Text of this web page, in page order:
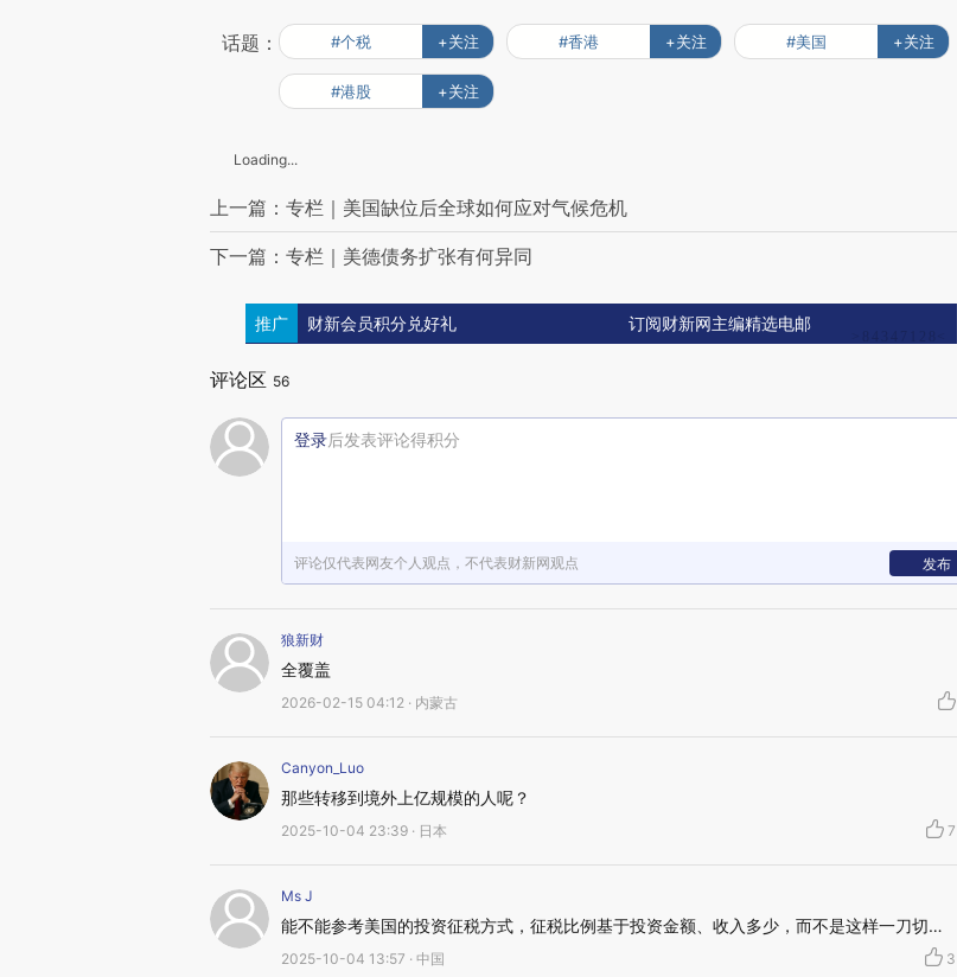
话题： #个税 +关注 #香港 +关注 #美国 +关注
#港股 +关注
Loading...
上一篇：专栏｜美国缺位后全球如何应对气候危机
下一篇：专栏｜美德债务扩张有何异同
推广 财新会员积分兑好礼 订阅财新网主编精选电邮
评论区 56
登录后发表评论得积分
评论仅代表网友个人观点，不代表财新网观点 发布
狼新财
全覆盖
2026-02-15 04:12 · 内蒙古
Canyon_Luo
那些转移到境外上亿规模的人呢？
2025-10-04 23:39 · 日本 7
Ms J
能不能参考美国的投资征税方式，征税比例基于投资金额、收入多少，而不是这样一刀切…
2025-10-04 13:57 · 中国 3